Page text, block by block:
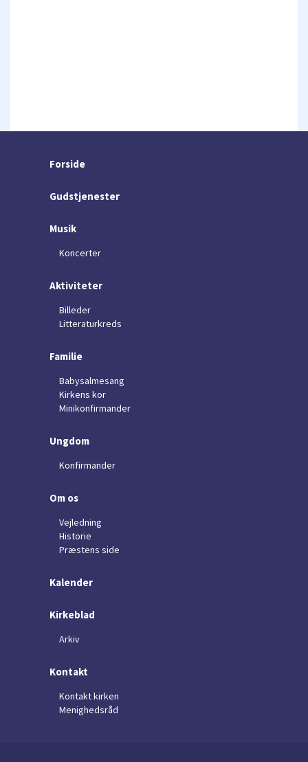
Forside
Gudstjenester
Musik
Koncerter
Aktiviteter
Billeder
Litteraturkreds
Familie
Babysalmesang
Kirkens kor
Minikonfirmander
Ungdom
Konfirmander
Om os
Vejledning
Historie
Præstens side
Kalender
Kirkeblad
Arkiv
Kontakt
Kontakt kirken
Menighedsråd